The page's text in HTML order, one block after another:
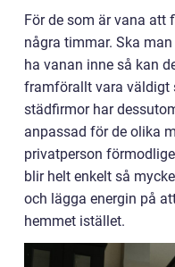
För de som är vana att
några timmar. Ska
ha vanan inne så kan
framförallt vara väldigt
städfirmor har
anpassad för de olika
privatperson
blir helt enkelt så
och lägga energin på
hemmet istället.